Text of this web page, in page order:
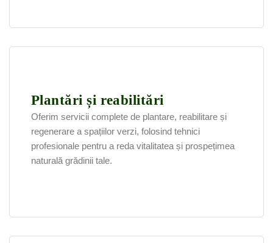
Plantări și reabilitări
Oferim servicii complete de plantare, reabilitare și
regenerare a spațiilor verzi, folosind tehnici
profesionale pentru a reda vitalitatea și prospețimea
naturală grădinii tale.